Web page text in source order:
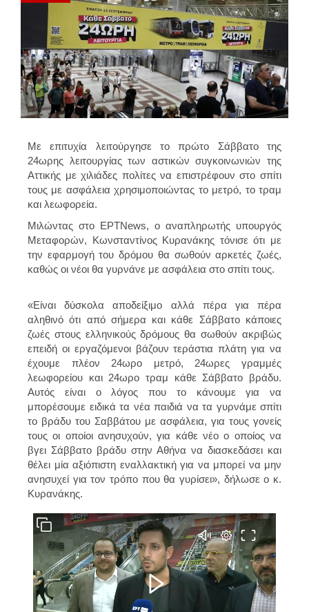
Με επιτυχία λειτούργησε το πρώτο Σάββατο της
24ωρης λειτουργίας των αστικών συγκοινωνιών της
Αττικής με χιλιάδες πολίτες να επιστρέφουν στο σπίτι
τους με ασφάλεια χρησιμοποιώντας το μετρό, το τραμ
και λεωφορεία.
Μιλώντας στο ΕΡΤΝews, o αναπληρωτής υπουργός
Μεταφορών, Κωνσταντίνος Κυρανάκης τόνισε ότι με
την εφαρμογή του δρόμου θα σωθούν αρκετές ζωές,
καθώς οι νέοι θα γυρνάνε με ασφάλεια στο σπίτι τους.
«Είναι δύσκολα αποδείξιμο αλλά πέρα για πέρα
αληθινό ότι από σήμερα και κάθε Σάββατο κάποιες
ζωές στους ελληνικούς δρόμους θα σωθούν ακριβώς
επειδή οι εργαζόμενοι βάζουν τεράστια πλάτη για να
έχουμε πλέον 24ωρο μετρό, 24ωρες γραμμές
λεωφορείου και 24ωρο τραμ κάθε Σάββατο βράδυ.
Αυτός είναι ο λόγος που το κάνουμε για να
μπορέσουμε ειδικά τα νέα παιδιά να τα γυρνάμε σπίτι
το βράδυ του Σαββάτου με ασφάλεια, για τους γονείς
τους οι οποίοι ανησυχούν, για κάθε νέο ο οποίος να
βγει Σάββατο βράδυ στην Αθήνα να διασκεδάσει και
θέλει μία αξιόπιστη εναλλακτική για να μπορεί να μην
ανησυχεί για τον τρόπο που θα γυρίσει», δήλωσε ο κ.
Κυρανάκης.